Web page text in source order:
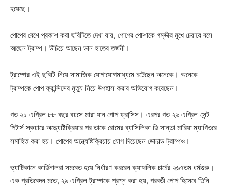
হয়েছে।
পোপের বেশে প্রকাশ করা ছবিটিতে দেখা যায়, পোপের পোশাকে গম্ভীর মুখে চেয়ারে বসে
আছেন ট্রাম্প। উঁচিয়ে আছেন ডান হাতের তর্জনী।
ট্রাম্পের এই ছবিটি নিয়ে সামাজিক যোগাযোগমাধ্যমে চটেছেন অনেকে। অনেকে
ট্রাম্পকে পোপ ফ্রান্সিসের মৃত্যু নিয়ে উপহাস করার অভিযোগ করেছেন।
গত ২১ এপ্রিল ৮৮ বছর বয়সে মারা যান পোপ ফ্রান্সিস। এরপর গত ২৬ এপ্রিল সেন্ট
পিটার্স স্কয়ারে অন্ত্যেষ্টিক্রিয়ার পর তাকে রোমের ব্যাসিলিকা ডি সান্তা মারিয়া ম্যাগিওরে
সমাহিত করা হয়। পোপের অন্ত্যেষ্টিক্রিয়ায় যোগ দিয়েছেন ডোনাল্ড ট্রাম্পও।
ভ্যাটিকানে কার্ডিনালরা সমবেত হয়ে নির্ধারণ কররেন ক্যাথলিক চার্চের ২৬৭তম ধর্মগুরু।
এক প্রতিবেদন মতে, ২৯ এপ্রিল ট্রাম্পকে প্রশ্ন করা হয়, পরবর্তী পোপ হিসেবে তিনি